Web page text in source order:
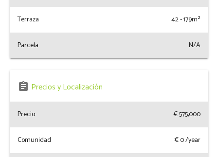
Terraza 42 - 179m²
Parcela N/A
assignment Precios y Localización
Precio € 575,000
Comunidad €0/year